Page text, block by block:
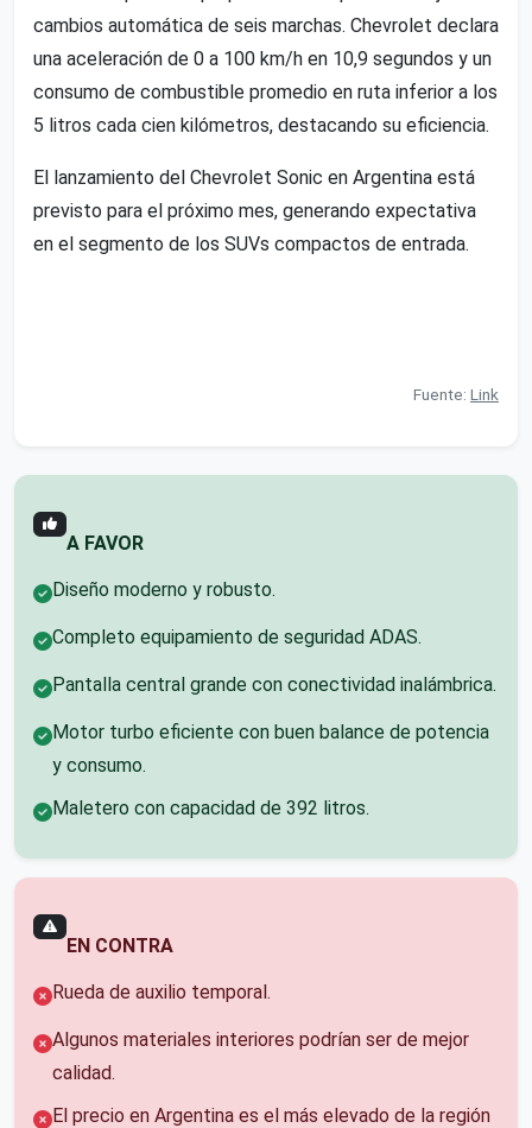
cambios automática de seis marchas. Chevrolet declara
una aceleración de 0 a 100 km/h en 10,9 segundos y un
consumo de combustible promedio en ruta inferior a los
5 litros cada cien kilómetros, destacando su eficiencia.
El lanzamiento del Chevrolet Sonic en Argentina está
previsto para el próximo mes, generando expectativa
en el segmento de los SUVs compactos de entrada.
Fuente: Link
A FAVOR
Diseño moderno y robusto.
Completo equipamiento de seguridad ADAS.
Pantalla central grande con conectividad inalámbrica.
Motor turbo eficiente con buen balance de potencia
y consumo.
Maletero con capacidad de 392 litros.
EN CONTRA
Rueda de auxilio temporal.
Algunos materiales interiores podrían ser de mejor
calidad.
El precio en Argentina es el más elevado de la región